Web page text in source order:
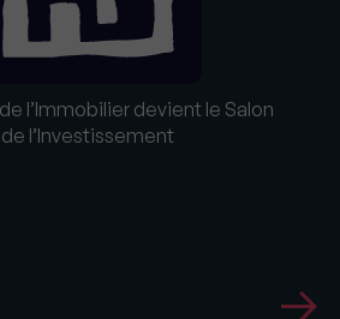
l’Immobilier devient le Salon
l’Investissement